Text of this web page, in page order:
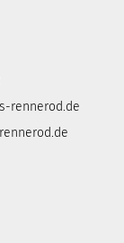
rennerod.de